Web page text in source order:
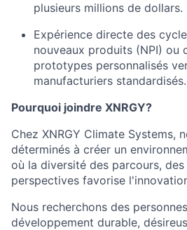
plusieurs millions de dollars.
Expérience directe des
nouveaux produits (NPI) ou
prototypes personnalisés
manufacturiers standardisés.
Pourquoi joindre XNRGY?
Chez XNRGY Climate Systems,
déterminés à créer un
où la diversité des parcours,
perspectives favorise
Nous recherchons des
développement durable,